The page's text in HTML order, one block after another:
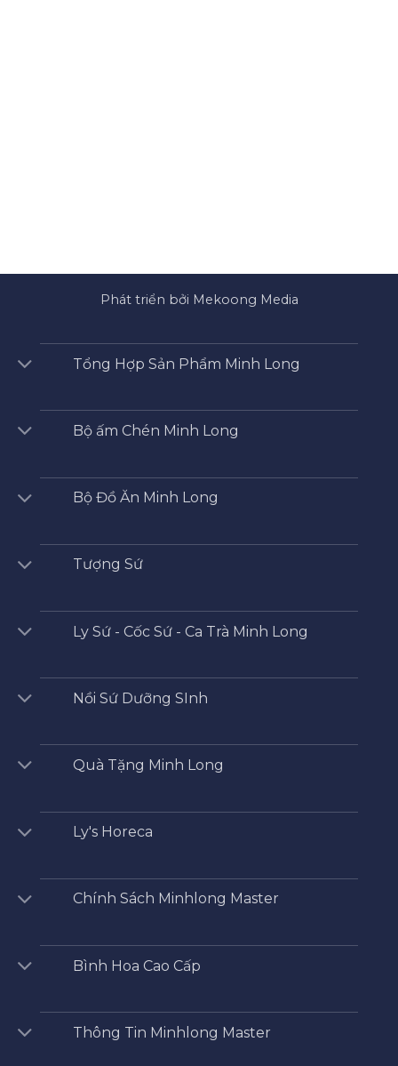
Phát triển bởi Mekoong Media
Tổng Hợp Sản Phẩm Minh Long
Bộ ấm Chén Minh Long
Bộ Đồ Ăn Minh Long
Tượng Sứ
Ly Sứ - Cốc Sứ - Ca Trà Minh Long
Nồi Sứ Dưỡng SInh
Quà Tặng Minh Long
Ly's Horeca
Chính Sách Minhlong Master
Bình Hoa Cao Cấp
Thông Tin Minhlong Master